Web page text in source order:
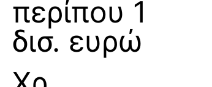
περίπου 1
δισ. ευρώ